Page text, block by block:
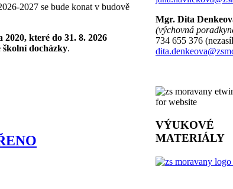
2027 se bude konat v budově
které do 31. 8. 2026
školní docházky.
Mgr. Dita
(výchovná
734 655 376
VÝUKOVÉ
MATERIÁLY